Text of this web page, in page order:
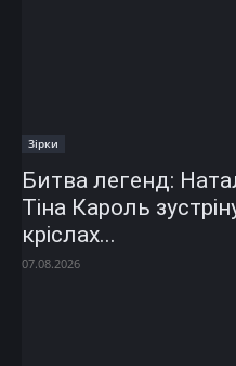
Зірки
Битва легенд:
Тіна Кароль
кріслах...
07.08.2026